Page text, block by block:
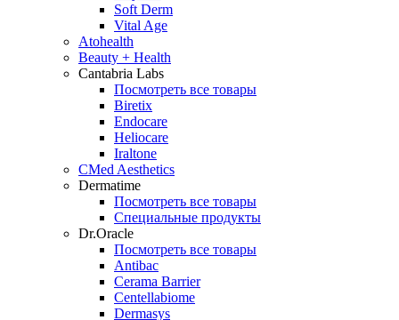
Soft Derm
Vital Age
Atohealth
Beauty + Health
Cantabria Labs
Посмотреть все товары
Biretix
Endocare
Heliocare
Iraltone
CMed Aesthetics
Dermatime
Посмотреть все товары
Специальные продукты
Dr.Oracle
Посмотреть все товары
Antibac
Cerama Barrier
Centellabiome
Dermasys